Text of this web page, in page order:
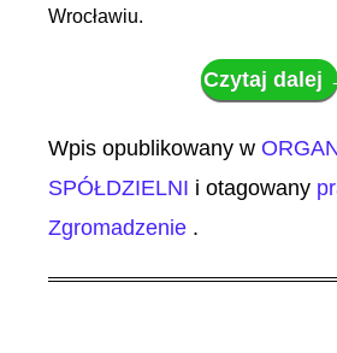
Wrocławiu.
Czytaj dalej
Wpis opublikowany w
SPÓŁDZIELNI i otagowany
Zgromadzenie .